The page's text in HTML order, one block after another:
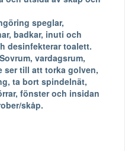
speglar,
badkar, inuti och
desinfekterar toalett.
vardagsrum,
ser till att torka golven,
ta bort spindelnät,
fönster och insidan
skåp.